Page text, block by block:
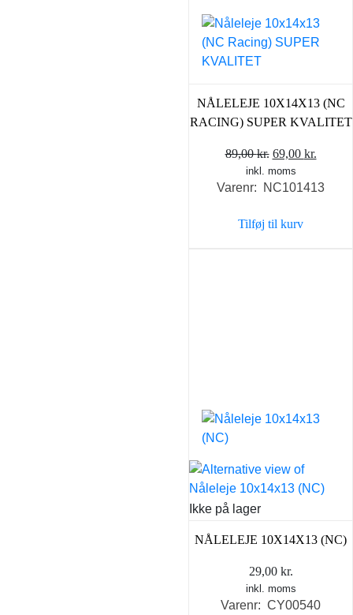
NÅLELEJE 10X14X13 (NC
RACING) SUPER KVALITET
89,00kr. Den
oprindelige
pris
89,00 kr..
69,00 kr.Den
pris
inkl. moms
Varenr: NC101413
Tilføj til kurv
Ikke på lager
NÅLELEJE 10X14X13 (NC)
29,00 kr.
inkl. moms
Varenr: CY00540